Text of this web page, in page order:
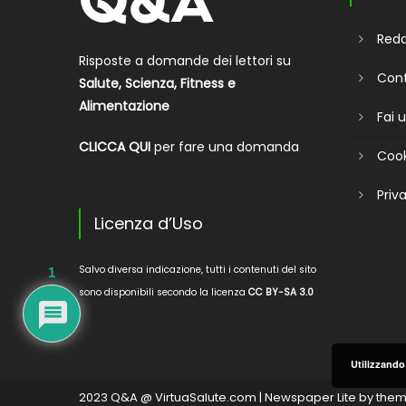
Risposte a domande dei lettori su
Salute, Scienza, Fitness e
Alimentazione
CLICCA QUI per fare una domanda
Licenza d’Uso
Salvo diversa indicazione, tutti i contenuti del sito
sono disponibili secondo la licenzaCC BY-SA 3.0
Fai
2023 Q&A @ VirtuaSalute.com | Newspaper Lite by
1